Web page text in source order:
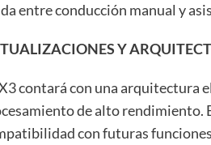
entre conducción manual y
Y
contará con una arquitectura
de alto rendimiento.
con futuras